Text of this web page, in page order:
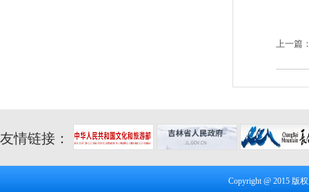
上一篇
友情链接：
Copyright @ 2015 版